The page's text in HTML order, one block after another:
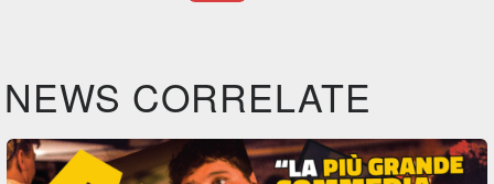
NEWS CORRELATE